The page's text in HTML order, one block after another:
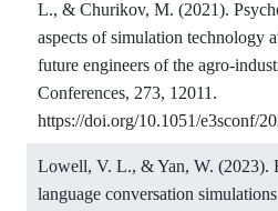
L., & Churikov, M. (2021).
aspects of simulation technology
future engineers of the agro-
Conferences, 273, 12011.
https://doi.org/10.1051/e3sconf/
Lowell, V. L., & Yan, W. (2023).
language conversation